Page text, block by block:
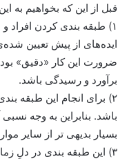
قبل از این که بخواهیم به
۱) طبقه بندی کردن افراد
ایده‌های از پیش تعیین
ضرورت این کار «دقیق»
برآورد و رسیدگی باشد.
۲) برای انجام این طبقه
باشد. بنابراین به وجه
بسیار بدیهی تر از سایر
۳) این طبقه بندی در دلِ